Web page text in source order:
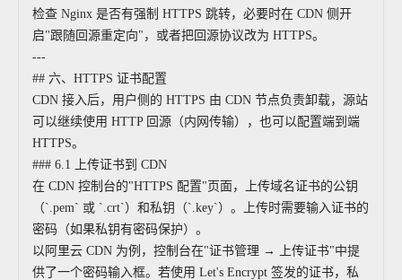
检查 Nginx 是否有强制 HTTPS 跳转，必要时在 CDN 侧开
启"跟随回源重定向"，或者把回源协议改为 HTTPS。
---
## 六、HTTPS 证书配置
CDN 接入后，用户侧的 HTTPS 由 CDN 节点负责卸载，源站
可以继续使用 HTTP 回源（内网传输），也可以配置端到端
HTTPS。
### 6.1 上传证书到 CDN
在 CDN 控制台的"HTTPS 配置"页面，上传域名证书的公钥
（`.pem` 或 `.crt`）和私钥（`.key`）。上传时需要输入证书的
密码（如果私钥有密码保护）。
以阿里云 CDN 为例，控制台在"证书管理 → 上传证书"中提
供了一个密码输入框。若使用 Let's Encrypt 签发的证书，私